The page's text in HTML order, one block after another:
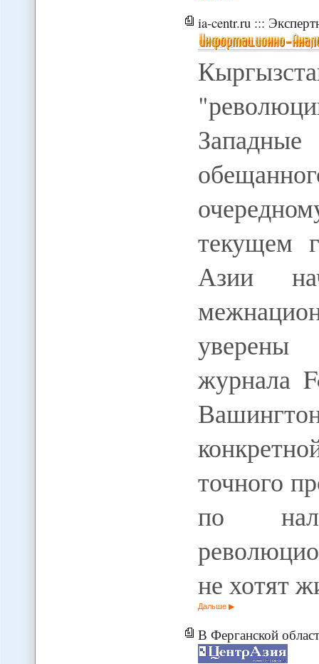
ia-centr.ru :::
текущем
Азии
уверены
журнала
точного
по
не хотят
Дальше
В Ферганской области жены